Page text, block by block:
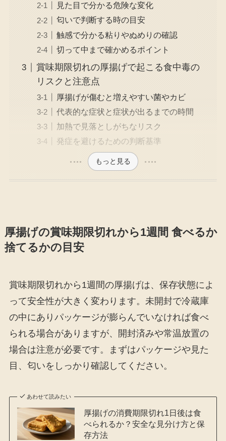
見た目で分かる危険な変化
匂いで判断する時の目安
触感で分かる粘りやぬめりの確認
切って中まで確かめるポイント
賞味期限切れの厚揚げで起こる食中毒の
リスクと注意点
厚揚げが傷むと増えやすい菌やカビ
代表的な症状と症状が出るまでの時間
加熱で見落としがちなリスク
発症を避けるための判断基準
もっと見る
厚揚げの賞味期限切れから1週間 食べるか
捨てるかの目安
賞味期限切れから1週間の厚揚げは、保存状態によ
って安全性が大きく変わります。未開封で冷蔵庫
の中にありパッケージが膨らんでいなければ食べ
られる場合がありますが、開封済みや常温放置の
場合は注意が必要です。まずはパッケージや見た
目、匂いをしっかり確認してください。
あわせて読みたい
厚揚げの消費期限切れ1日後は食
べられるか？安全な見分け方と保
存方法